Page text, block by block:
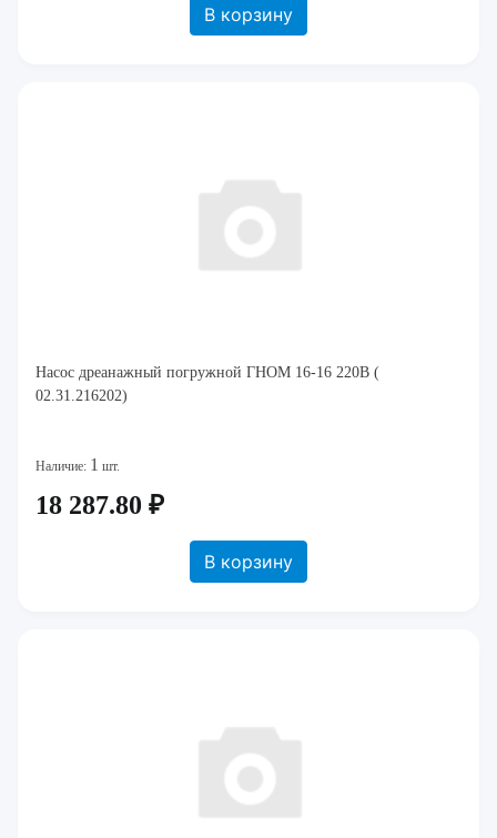
В корзину
Насос дреанажный погружной ГНОМ 16-16 220В (
02.31.216202)
Наличие: 1 шт.
18 287.80 ₽
В корзину